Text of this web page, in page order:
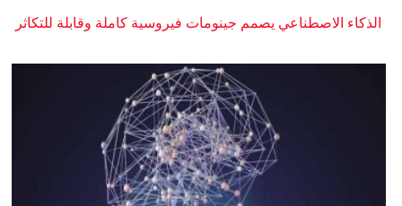
الذكاء الاصطناعي يصمم جينومات فيروسية كاملة وقابلة للتكاثر